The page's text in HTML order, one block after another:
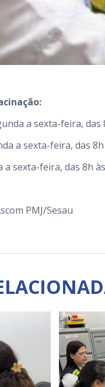
a sexta-feira, das
a sexta-feira, das 8h
a sexta-feira, das 8h
PMJ/Sesau